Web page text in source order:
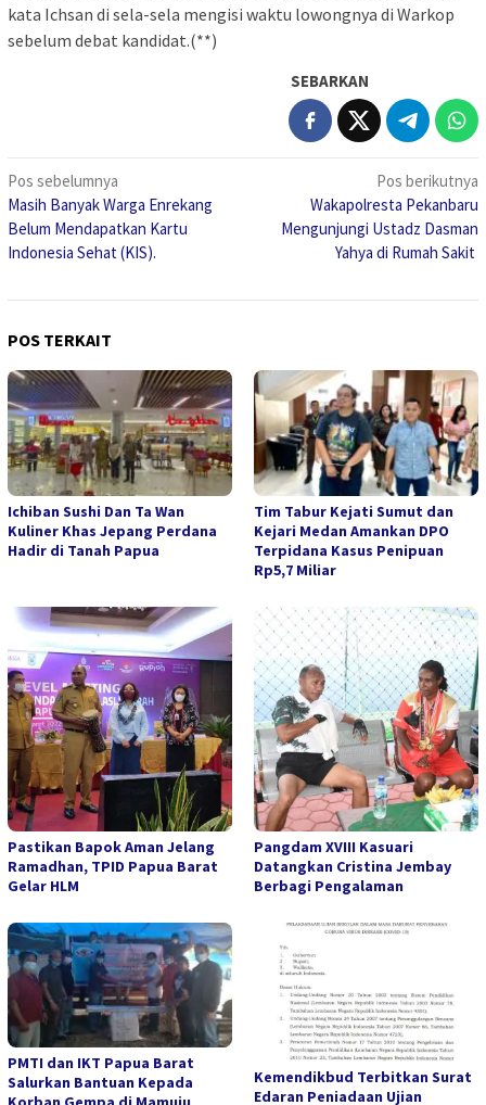
kata Ichsan di sela-sela mengisi waktu lowongnya di Warkop
sebelum debat kandidat.(**)
SEBARKAN
Navigasi
pos
Pos sebelumnya
Masih Banyak Warga Enrekang
Belum Mendapatkan Kartu
Indonesia Sehat (KIS).
Pos berikutnya
Wakapolresta Pekanbaru
Mengunjungi Ustadz Dasman
Yahya di Rumah Sakit
POS TERKAIT
Ichiban Sushi Dan Ta Wan
Kuliner Khas Jepang Perdana
Hadir di Tanah Papua
Tim Tabur Kejati Sumut dan
Kejari Medan Amankan DPO
Terpidana Kasus Penipuan
Rp5,7 Miliar
Pastikan Bapok Aman Jelang
Ramadhan, TPID Papua Barat
Gelar HLM
Pangdam XVIII Kasuari
Datangkan Cristina Jembay
Berbagi Pengalaman
PMTI dan IKT Papua Barat
Salurkan Bantuan Kepada
Kemendikbud Terbitkan Surat
Edaran Peniadaan Ujian